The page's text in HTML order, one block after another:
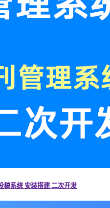
稿系统 安装搭建 二次开发